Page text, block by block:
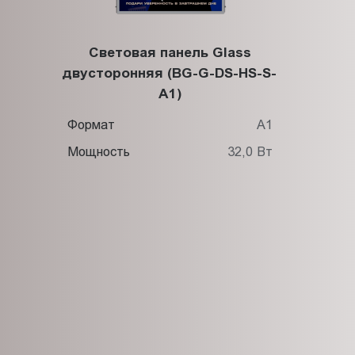
Световая панель Glass
двусторонняя (BG-G-DS-HS-S-
A1)
Формат
А1
Мощность
32,0 Вт